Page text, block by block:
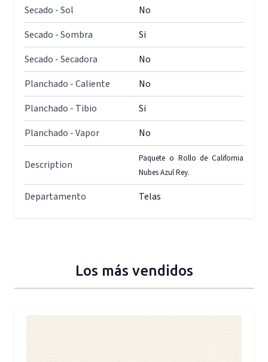
Secado - Sol
No
Secado - Sombra
Si
Secado - Secadora
No
Planchado - Caliente
No
Planchado - Tibio
Si
Planchado - Vapor
No
Description
Paquete o Rollo de California
Nubes Azul Rey.
Departamento Telas
Los más vendidos